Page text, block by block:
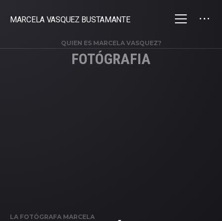
MARCELA VASQUEZ BUSTAMANTE
QUIEN ES MARCELA VASQUEZ?
FOTÓGRAFIA
LA FOTÓGRAFA MARCELA